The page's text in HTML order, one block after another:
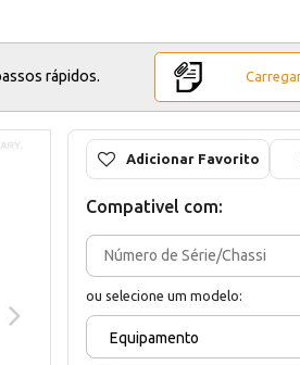
rápidos.
Adicionar Favorito
Compativel com:
ou selecione um modelo:
Equipamento